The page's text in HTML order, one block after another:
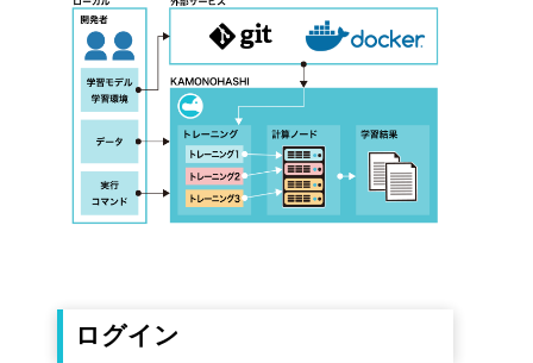
・メニュー
Infra Guide
ログイン